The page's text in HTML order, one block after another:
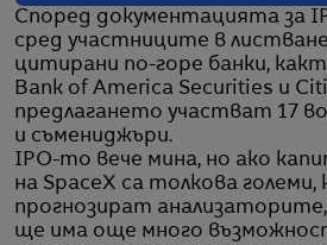
Според документацията за
сред участниците в
цитирани по-горе банки,
Bank of America Securities и
предлагането участват 17
и съмениджъри.
IPO-то вече мина, но ако
на SpaceX са толкова големи,
прогнозират
ще има още много